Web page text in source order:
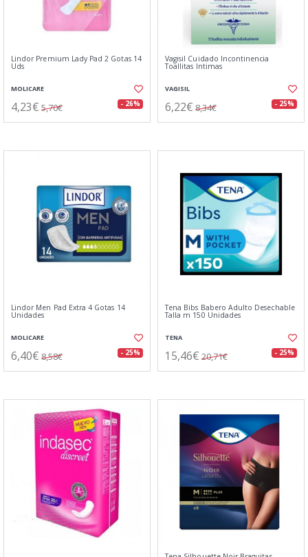
Lindor Premium Lady Pad 2 Gotas 14
Uds
MOLICARE
4,23€ 5,70€ - 26%
Vagisil Cuidado Incontinencia
Toallitas Intimas
VAGISIL
6,22€ 8,34€ - 25%
Lindor Men Pad Extra 4 Gotas 14
Unidades
MOLICARE
6,40€ 8,58€ - 25%
Tena Bibs Babero Adulto Desechable
Talla m 150 Unidades
TENA
15,46€ 20,71€ - 25%